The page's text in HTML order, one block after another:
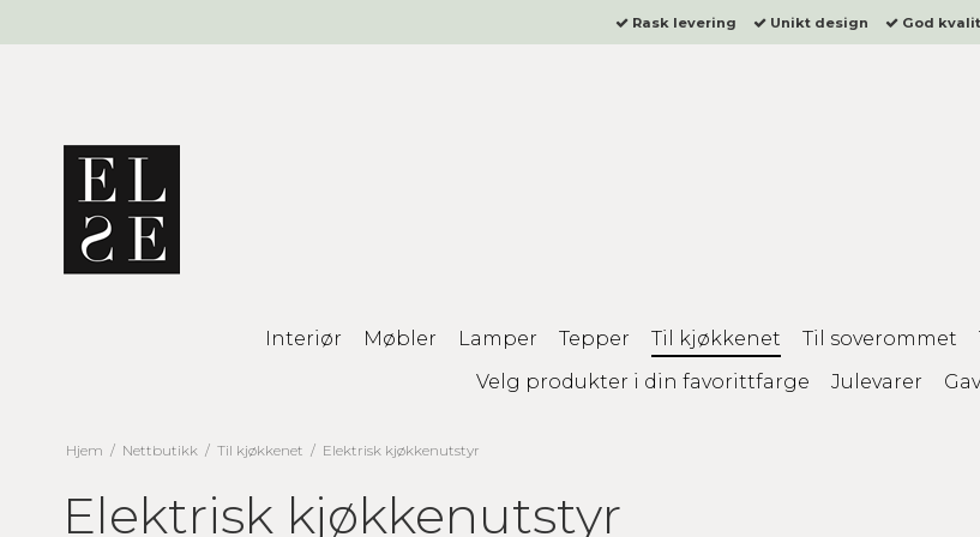
Rask levering Unikt design God
Interiør Møbler Lamper Tepper Til kjøkkenet Til soverommet
Velg produkter i din favorittfarge
Julevarer
Hjem / Nettbutikk / Til kjøkkenet / Elektrisk kjøkkenutstyr
Elektrisk kjøkkenutstyr